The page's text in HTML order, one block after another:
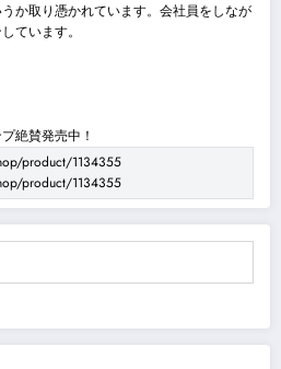
か取り憑かれています。会社員をしなが
ています。
絶賛発売中！
product/1134355
product/1134355